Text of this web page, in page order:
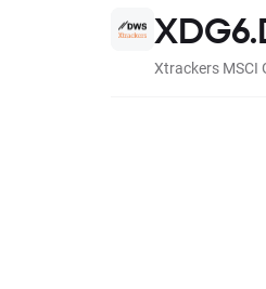
Xtrackers MSCI